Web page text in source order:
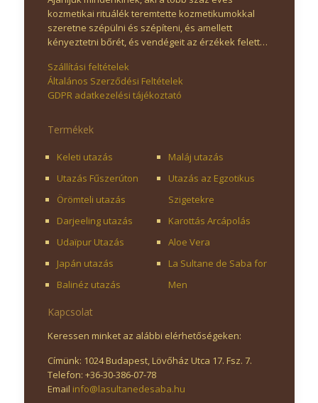
kozmetikai rituálék teremtette kozmetikumokkal
szeretne szépülni és szépíteni, és amellett
kényeztetni bőrét, és vendégeit az érzékek felett…
Szállítási feltételek
Általános Szerződési Feltételek
GDPR adatkezelési tájékoztató
Termékek
Keleti utazás
Utazás Fűszerúton
Örömteli utazás
Darjeeling utazás
Udaïpur Utazás
Japán utazás
Balinéz utazás
Maláj utazás
Utazás az Egzotikus
Szigetekre
Karottás Arcápolás
Aloe Vera
La Sultane de Saba for
Men
Kapcsolat
Keressen minket az alábbi elérhetőségeken:
Címünk: 1024 Budapest, Lövőház Utca 17. Fsz. 7.
Telefon: +36-30-386-07-78
Email info@lasultanedesaba.hu